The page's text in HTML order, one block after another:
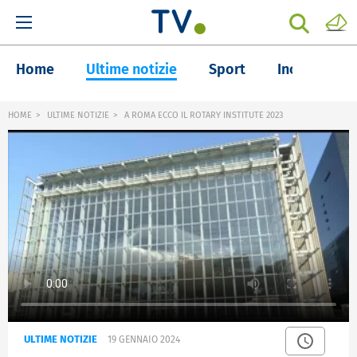
Home Ultime notizie Sport Inchieste
HOME ULTIME NOTIZIE A ROMA ECCO IL ROTARY INSTITUTE 2023
ULTIME NOTIZIE 19 GENNAIO 2024